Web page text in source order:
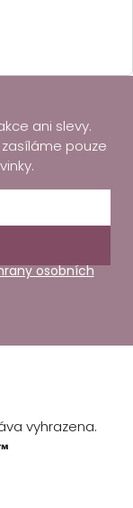
ani slevy.
pouze
osobních
vyhrazena.